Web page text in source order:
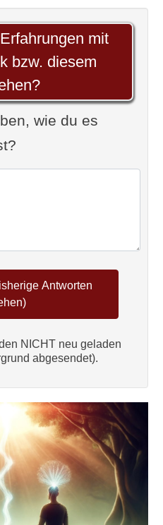
mit
bzw. diesem
wie du es
NICHT neu geladen
abgesendet).